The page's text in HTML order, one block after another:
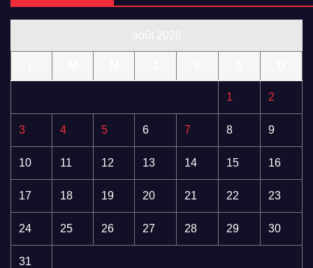
1 2
3 4 5 6 7 8 9
10 11 12 13 14 15 16
17 18 19 20 21 22 23
24 25 26 27 28 29 30
31